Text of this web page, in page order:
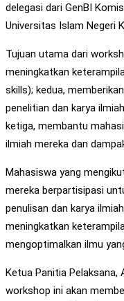
delegasi dari GenBI
Universitas Islam Negeri
Tujuan utama dari
meningkatkan
skills); kedua,
penelitian dan karya
ketiga, membantu
ilmiah mereka dan
Mahasiswa yang
mereka berpartisipasi
penulisan dan karya
meningkatkan
mengoptimalkan ilmu
Ketua Panitia Pelaksana,
workshop ini akan